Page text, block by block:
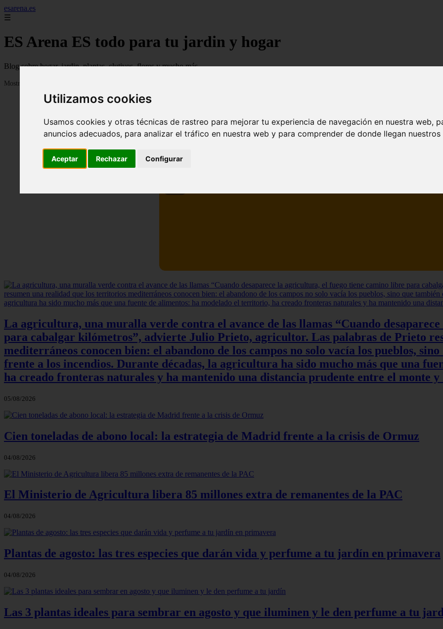
Utilizamos cookies
Usamos cookies y otras técnicas de rastreo para mejorar tu experiencia de navegación en nuestra web,
anuncios adecuados, para analizar el tráfico en nuestra web y para comprender de donde llegan
Aceptar Rechazar Configurar
esarena.es
☰
ES Arena ES todo para tu jardin y hogar
Blog sobre hogar, jardin, plantas, clutivos, flores y mucho más...
Mostrando 1 - 24 de 2120 artículos
La agricultura, una muralla verde contra el avance de las llamas “Cuando
para cabalgar kilómetros”, advierte Julio Prieto, agricultor. Las palabras de Prieto
mediterráneos conocen bien: el abandono de los campos no solo vacía los pueblos,
frente a los incendios. Durante décadas, la agricultura ha sido mucho más que una
ha creado fronteras naturales y ha mantenido una distancia prudente entre el monte y
05/08/2026
Cien toneladas de abono local: la estrategia de Madrid frente a la crisis de Ormuz
04/08/2026
El Ministerio de Agricultura libera 85 millones extra de remanentes de la PAC
04/08/2026
Plantas de agosto: las tres especies que darán vida y perfume a tu jardín en primavera
04/08/2026
Las 3 plantas ideales para sembrar en agosto y que iluminen y le den perfume a tu